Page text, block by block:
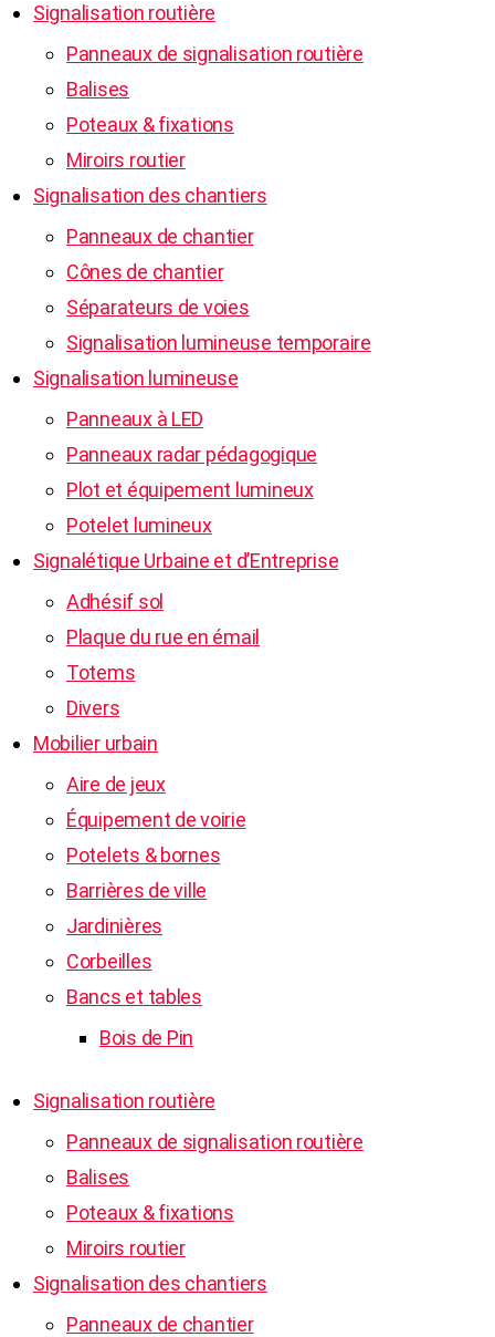
Signalisation routière
Panneaux de signalisation routière
Balises
Poteaux & fixations
Miroirs routier
Signalisation des chantiers
Panneaux de chantier
Cônes de chantier
Séparateurs de voies
Signalisation lumineuse temporaire
Signalisation lumineuse
Panneaux à LED
Panneaux radar pédagogique
Plot et équipement lumineux
Potelet lumineux
Signalétique Urbaine et d’Entreprise
Adhésif sol
Plaque du rue en émail
Totems
Divers
Mobilier urbain
Aire de jeux
Équipement de voirie
Potelets & bornes
Barrières de ville
Jardinières
Corbeilles
Bancs et tables
Bois de Pin
Signalisation routière
Panneaux de signalisation routière
Balises
Poteaux & fixations
Miroirs routier
Signalisation des chantiers
Panneaux de chantier